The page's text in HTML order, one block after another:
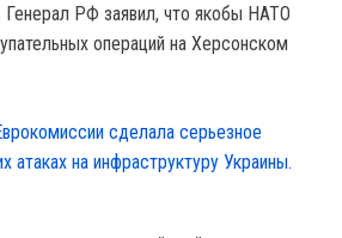
РФ заявил, что якобы НАТО
операций на Херсонском
сделала серьезное
атаках на инфраструктуру Украины.